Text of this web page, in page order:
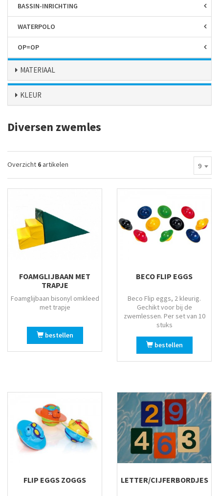
BASSIN-INRICHTING
WATERPOLO
OP=OP
MATERIAAL
KLEUR
Diversen zwemles
Overzicht 6 artikelen 9
FOAMGLIJBAAN MET
TRAPJE
Foamglijbaan bisonyl omkleed
met trapje
bestellen
BECO FLIP EGGS
Beco Flip eggs, 2 kleurig.
Gechikt voor bij de
zwemlessen. Per set van 10
stuks
bestellen
FLIP EGGS ZOGGS LETTER/CIJFERBORDJES